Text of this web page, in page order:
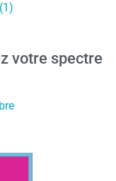
votre spectre